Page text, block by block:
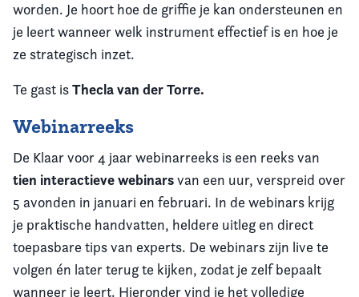
worden. Je hoort hoe de griffie je kan ondersteunen en
je leert wanneer welk instrument effectief is en hoe je
ze strategisch inzet.
Te gast isThecla van der Torre.
Webinarreeks
De Klaar voor 4 jaar webinarreeks is een reeks van
tien interactieve webinarsvan een uur, verspreid over
5 avonden in januari en februari. In de webinars krijg
je praktische handvatten, heldere uitleg en direct
toepasbare tips van experts. De webinars zijn live te
volgen én later terug te kijken, zodat je zelf bepaalt
wanneer je leert. Hieronder vind je het volledige